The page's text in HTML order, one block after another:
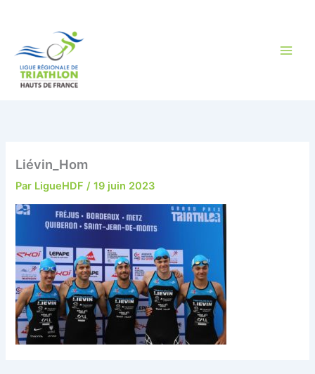
Liévin_Hom
Par LigueHDF/19 juin 2023